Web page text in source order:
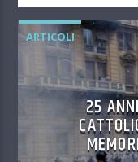
ARTICOLI
25